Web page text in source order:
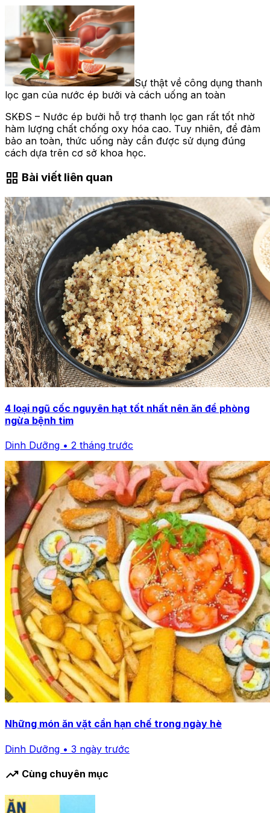
Sự thật về công dụng thanh
lọc gan của nước ép bưởi và cách uống an toàn
SKĐS – Nước ép bưởi hỗ trợ thanh lọc gan rất tốt nhờ
hàm lượng chất chống oxy hóa cao. Tuy nhiên, để đảm
bảo an toàn, thức uống này cần được sử dụng đúng
cách dựa trên cơ sở khoa học.
grid_view Bài viết liên quan
4 loại ngũ cốc nguyên hạt tốt nhất nên ăn để phòng
ngừa bệnh tim
Dinh Dưỡng • 2 tháng trước
Những món ăn vặt cần hạn chế trong ngày hè
Dinh Dưỡng • 3 ngày trước
trending_up Cùng chuyên mục